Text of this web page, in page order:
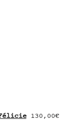
130,00€